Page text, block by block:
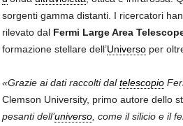
sorgenti gamma distanti. I ricercatori
rilevato dal Fermi Large Area
formazione stellare dell’Universoper
«Grazie ai dati raccolti daltelescopio
Clemson University, primo autore dello
pesanti dell’universo, come il silicio e il